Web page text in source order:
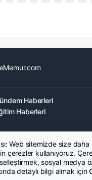
Haberleri
Haberleri
Web sitemizde size
çerezler kullanıyoruz.
sosyal medya
detaylı bilgi almak için